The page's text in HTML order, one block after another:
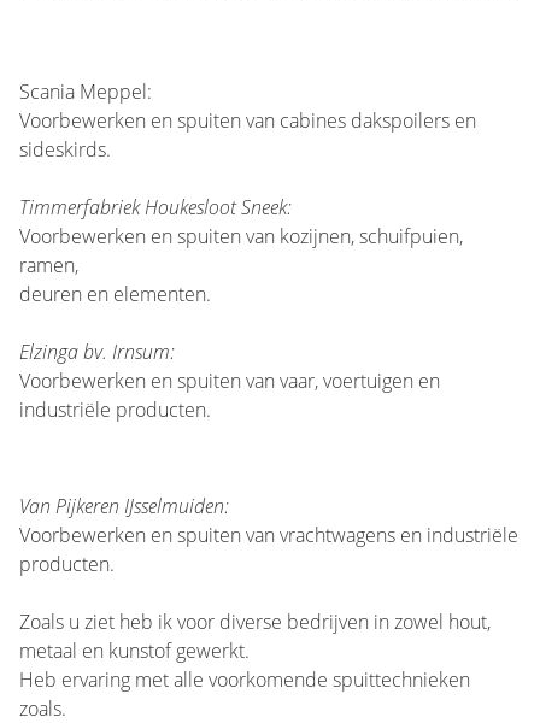
Scania Meppel:
Voorbewerken en spuiten van cabines dakspoilers en
sideskirds.
Timmerfabriek Houkesloot Sneek:
Voorbewerken en spuiten van kozijnen, schuifpuien,
ramen,
deuren en elementen.
Elzinga bv. Irnsum:
Voorbewerken en spuiten van vaar, voertuigen en
industriële producten.
Van Pijkeren IJsselmuiden:
Voorbewerken en spuiten van vrachtwagens en industriële
producten.
Zoals u ziet heb ik voor diverse bedrijven in zowel hout,
metaal en kunstof gewerkt.
Heb ervaring met alle voorkomende spuittechnieken
zoals.